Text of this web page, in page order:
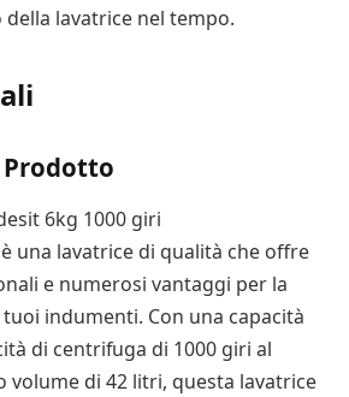
lavatrice nel tempo.
Prodotto
6kg 1000 giri
è una lavatrice di qualità che offre
e numerosi vantaggi per la
indumenti. Con una capacità
di centrifuga di 1000 giri al
volume di 42 litri, questa lavatrice